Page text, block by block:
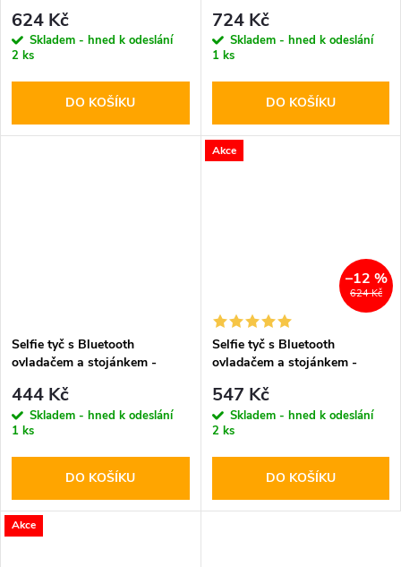
Stick Tripod
624 Kč
Skladem - hned k odeslání
2 ks
DO KOŠÍKU
Stick Tripod
724 Kč
Skladem - hned k odeslání
1 ks
DO KOŠÍKU
Selfie tyč s Bluetooth
ovladačem a stojánkem -
Stick Tripod
444 Kč
Skladem - hned k odeslání
1 ks
DO KOŠÍKU
Akce
624 Kč
–12 %
Selfie tyč s Bluetooth
ovladačem a stojánkem -
547 Kč
Skladem - hned k odeslání
2 ks
DO KOŠÍKU
Akce